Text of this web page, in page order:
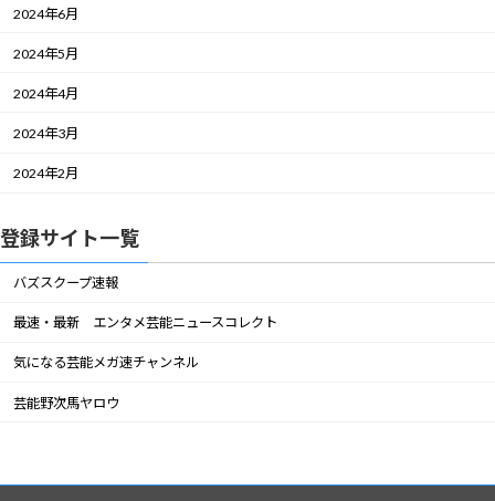
2024年6月
2024年5月
2024年4月
2024年3月
2024年2月
登録サイト一覧
バズスクープ速報
最速・最新 エンタメ芸能ニュースコレクト
気になる芸能メガ速チャンネル
芸能野次馬ヤロウ